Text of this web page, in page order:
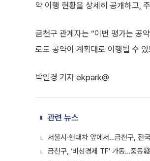
약 이행 현황을 상세히 공개하고,
금천구 관계자는 “이번 평가는 공
로도 공약이 계획대로 이행될 수
박일경 기자 ekpark@
관련 뉴스
서울시‧현대차 앞에서…금천구, 전
금천구, ‘비상경제 TF’ 가동…중동